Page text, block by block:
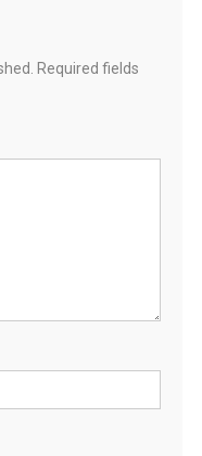
Required fields